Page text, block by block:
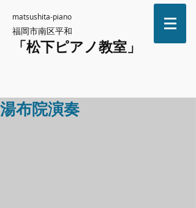
matsushita-piano
福岡市南区平和
「松下ピアノ教室」
湯布院演奏